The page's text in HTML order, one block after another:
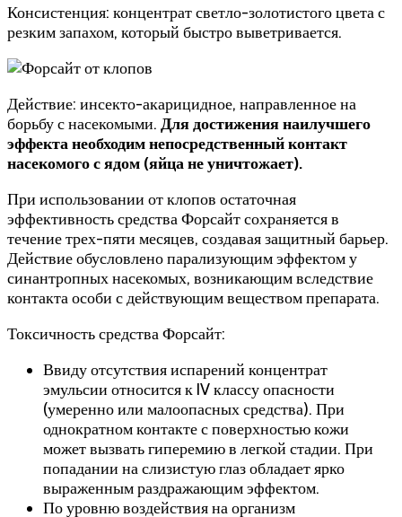
Консистенция: концентрат светло-золотистого цвета с
резким запахом, который быстро выветривается.
Действие: инсекто-акарицидное, направленное на
борьбу с насекомыми. Для достижения наилучшего
эффекта необходим непосредственный контакт
насекомого с ядом (яйца не уничтожает).
При использовании от клопов остаточная
эффективность средства Форсайт сохраняется в
течение трех-пяти месяцев, создавая защитный барьер.
Действие обусловлено парализующим эффектом у
синантропных насекомых, возникающим вследствие
контакта особи с действующим веществом препарата.
Токсичность средства Форсайт:
Ввиду отсутствия испарений концентрат
эмульсии относится к IV классу опасности
(умеренно или малоопасных средства). При
однократном контакте с поверхностью кожи
может вызвать гиперемию в легкой стадии. При
попадании на слизистую глаз обладает ярко
выраженным раздражающим эффектом.
По уровню воздействия на организм